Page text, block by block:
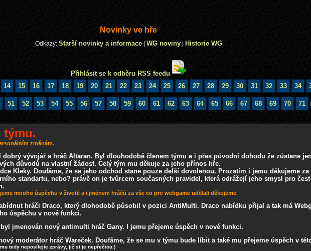
Novinky ve hře
Odkazy: Starší novinky a informace| WG noviny| Historie WG
Přihlásit se k odběru RSS feedu
14 15 16 17 18 19 20 21 22 23 24 25 26 27 28 29 30 31 32 33 34
51 52 53 54 55 56 57 58 59 60 61 62 63 64 65 66 67 68 69 70 71
týmu.
změnám.
dobrý vývojář a hráč Altaran. Byl dlouhodobě členem týmu a i přes původní dohodu že zůstane
důvodů na vlastní žádost. Celý tým mu děkuje za jeho přínos hře.
Kleky. Doufáme, že se jeho odchod stane pouze delší dovolenou. Prozatím i jemu děkujeme
standartu, nebo? právě on je tvůrcem současných pravidel, která odrážejí jeho smysl pro
mnoho úspěchu v životě a i jménem hráčů za vše co pro webgame udělali děkujeme.
hráči Draco, který dlohodobě působil v pozici AntiMulti. Draco nabídku přijal a tak má
úspěchu v nové funkci.
jmenován nový antimulti hráč Gany. I jemu přejeme úspěch v nové funkci.
moderátor hráč Wareček. Doufáme, že se mu v týmu bude líbit a také mu přejeme úspěch v
tedy neposílejte zprávy, již si je nepřečtou.)